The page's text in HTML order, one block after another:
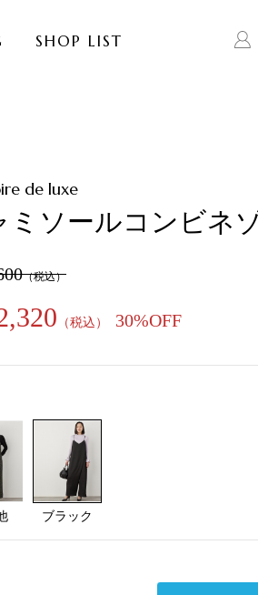
SHOP LIST
ミソールコンビネ
（税込）
（税込） 30%OFF
de luxe
ブラック